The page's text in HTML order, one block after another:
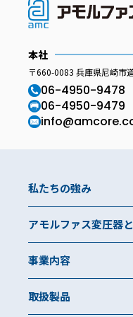
本社
〒660-0083 兵庫県尼崎市
06-4950-9478
06-4950-9479
私たちの強み
アモルファス変圧器
事業内容
取扱製品